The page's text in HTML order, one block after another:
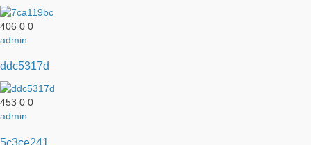
406 0 0
admin
ddc5317d
453 0 0
admin
5c3ce241